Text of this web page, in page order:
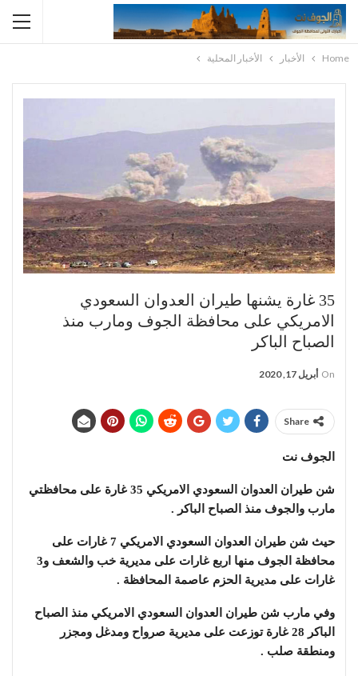
Home الأخبار الأخبار المحلية
35 غارة يشنها طيران العدوان السعودي
الامريكي على محافظة الجوف ومارب منذ
الصباح الباكر
On أبريل 17, 2020
Share
الجوف نت
شن طيران العدوان السعودي الامريكي 35 غارة على محافظتي
مارب والجوف منذ الصباح الباكر .
حيث شن طيران العدوان السعودي الامريكي 7 غارات على
محافظة الجوف منها اربع غارات على مديرية خب والشعف و3
غارات على مديرية الحزم عاصمة المحافظة .
وفي مارب شن طيران العدوان السعودي الامريكي منذ الصباح
الباكر 28 غارة توزعت على مديرية صرواح ومدغل ومجزر
ومنطقة صلب .